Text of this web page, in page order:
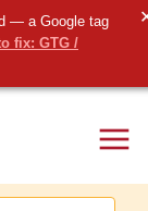
— a Google tag
fix: GTG /